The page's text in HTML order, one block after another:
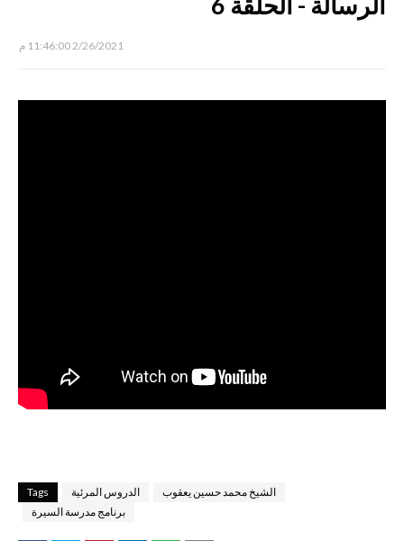
2/26/2021 11:46:00 م
Tags الدروس المرئية
الشيخ محمد حسين يعقوب
برنامج مدرسة السيرة